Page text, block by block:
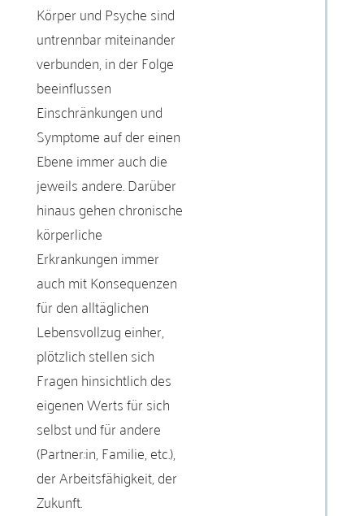
Körper und Psyche sind
untrennbar miteinander
verbunden, in der Folge
beeinflussen
Einschränkungen und
Symptome auf der einen
Ebene immer auch die
jeweils andere. Darüber
hinaus gehen chronische
körperliche
Erkrankungen immer
auch mit Konsequenzen
für den alltäglichen
Lebensvollzug einher,
plötzlich stellen sich
Fragen hinsichtlich des
eigenen Werts für sich
selbst und für andere
(Partner:in, Familie, etc.),
der Arbeitsfähigkeit, der
Zukunft.